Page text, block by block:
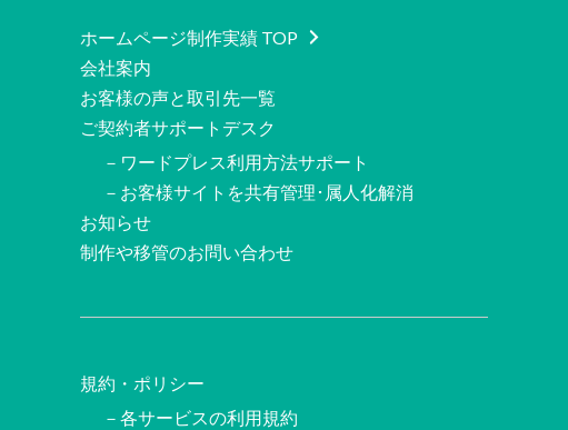
ホームページ制作実績 TOP
会社案内
お客様の声と取引先一覧
ご契約者サポートデスク
－ワードプレス利用方法サポート
－お客様サイトを共有管理･属人化解消
お知らせ
制作や移管のお問い合わせ
規約・ポリシー
－各サービスの利用規約